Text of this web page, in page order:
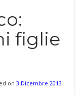
figlie
on 3 Dicembre 2013